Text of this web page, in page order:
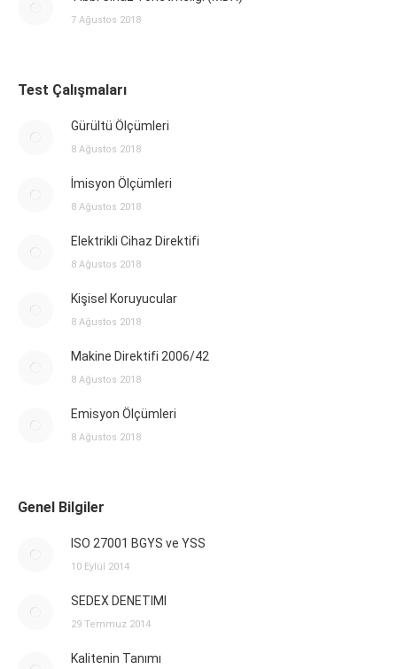
7 Ağustos 2018
Test Çalışmaları
Gürültü Ölçümleri
8 Ağustos 2018
İmisyon Ölçümleri
8 Ağustos 2018
Elektrikli Cihaz Direktifi
8 Ağustos 2018
Kişisel Koruyucular
8 Ağustos 2018
Makine Direktifi 2006/42
8 Ağustos 2018
Emisyon Ölçümleri
8 Ağustos 2018
Genel Bilgiler
ISO 27001 BGYS ve YSS
10 Eylül 2014
SEDEX DENETIMI
29 Temmuz 2014
Kalitenin Tanımı